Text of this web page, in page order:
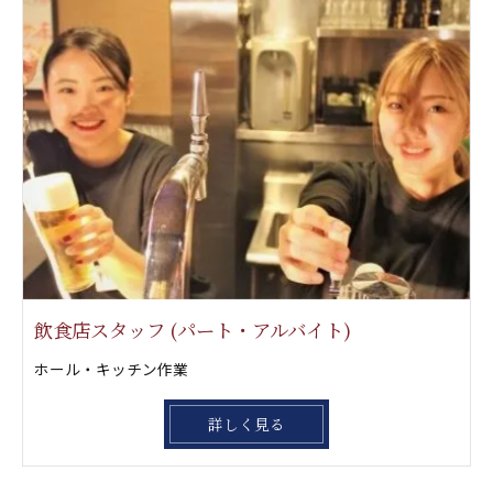
飲食店スタッフ (パート・アルバイト)
ホール・キッチン作業
詳しく見る